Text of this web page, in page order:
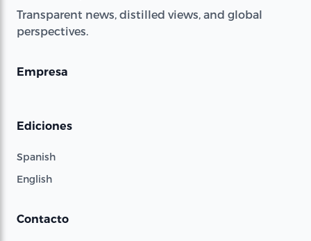
Transparent news, distilled views, and global
perspectives.
Empresa
Ediciones
Spanish
English
Contacto